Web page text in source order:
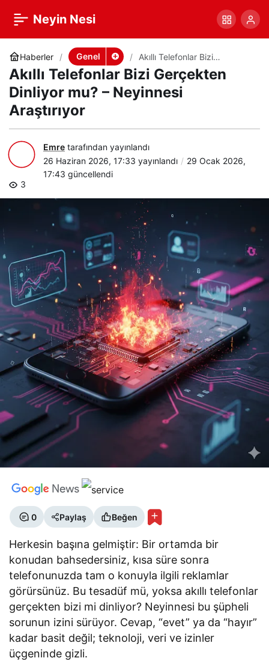
Neyin Nesi
Haberler Genel
Akıllı Telefonlar Bizi
Gerçekten Dinliyor mu? –
Neyinnesi Araştırıyor
Akıllı Telefonlar Bizi Gerçekten
Dinliyor mu? – Neyinnesi
Araştırıyor
Emre tarafından yayınlandı
26 Haziran 2026, 17:33 yayınlandı
29 Ocak 2026,
17:43 güncellendi
3
0 Paylaş Beğen
Herkesin başına gelmiştir: Bir ortamda bir
konudan bahsedersiniz, kısa süre sonra
telefonunuzda tam o konuyla ilgili reklamlar
görürsünüz. Bu tesadüf mü, yoksa akıllı telefonlar
gerçekten bizi mi dinliyor? Neyinnesi bu şüpheli
sorunun izini sürüyor. Cevap, “evet” ya da “hayır”
kadar basit değil; teknoloji, veri ve izinler
üçgeninde gizli.
Akıllı Telefonlar Bizi
Gerçekten Dinliyor mu? –
Neyinnesi Araştırıyor
Paylaş